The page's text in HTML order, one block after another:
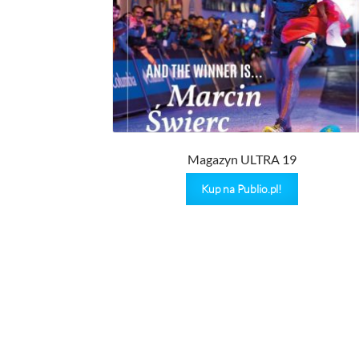
Magazyn ULTRA 19
Kup na Publio.pl!